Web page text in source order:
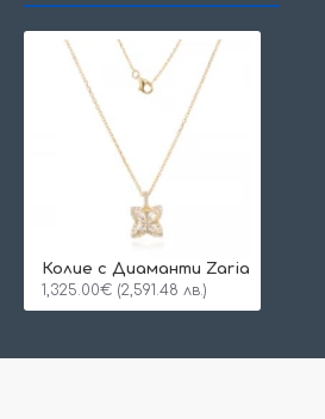
Колие с Диаманти Zaria
1,325.00€ (2,591.48 лв.)